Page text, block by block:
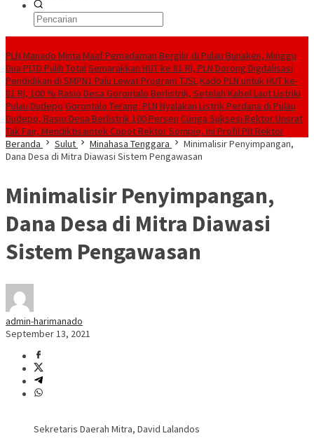
PLN Manado Minta Maaf Pemadaman Bergilir di Pulau Bunaken, Minggu
Dua PLTD Pulih TotalSemarakkan HUT ke 81 RI, PLN Dorong Digitalisasi
Pendidikan di SMPN1 Palu Lewat Program TJSLKado PLN untuk HUT ke-
81 RI, 100 % Rasio Desa Gorontalo Berlistrik, Setelah Kabel Laut Listriki
Pulau Dudepo Gorontalo Terang. PLN Nyalakan Listrik Perdana di Pulau
Dudepo, Rasio Desa Berlistrik 100 Persen Curiga Suksesi Rektor Unsrat
Tak Fair, Mendiktisaintek Copot Rektor Sompie, Ini Profil Plt Rektor
Beranda
Sulut Minahasa Tenggara
Minimalisir Penyimpangan,
Dana Desa di Mitra Diawasi Sistem Pengawasan
Minimalisir Penyimpangan,
Dana Desa di Mitra Diawasi
Sistem Pengawasan
admin-harimanado
September 13, 2021
Sekretaris Daerah Mitra, David Lalandos